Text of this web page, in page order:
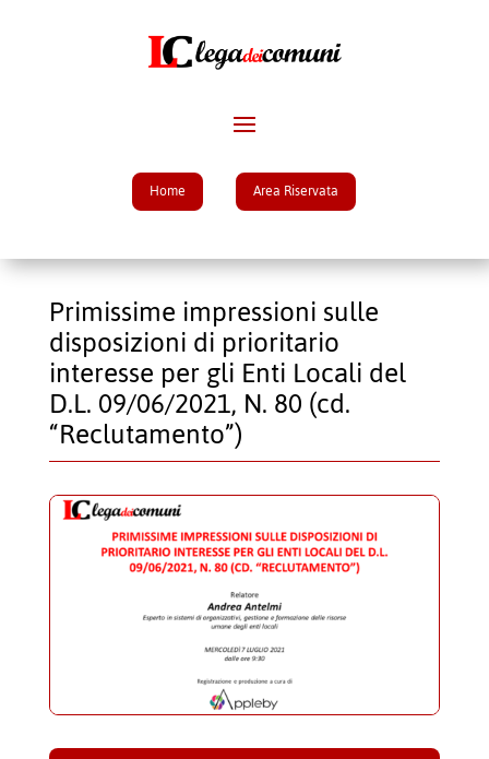
Home Area Riservata
Primissime impressioni sulle
disposizioni di prioritario
interesse per gli Enti Locali del
D.L. 09/06/2021, N. 80 (cd.
“Reclutamento”)